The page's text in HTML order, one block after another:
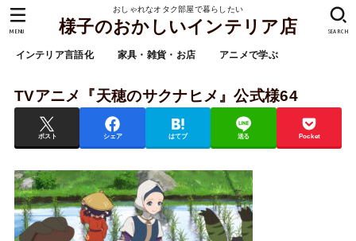
おしゃれなオタク部屋で暮らしたい
様子のおかしいインテリア店
インテリア言語化 家具・雑貨・お店 アニメで学ぶ
SEARCH
MENU
TVアニメ『天穂のサクナヒメ』公式様64
ポスト シェア はてブ 送る Pocket